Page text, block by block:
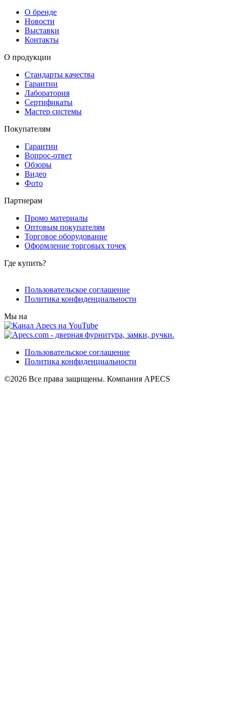
О бренде
Новости
Выставки
Контакты
О продукции
Стандарты качества
Гарантии
Лаборатория
Сертификаты
Мастер системы
Покупателям
Гарантии
Вопрос-ответ
Обзоры
Видео
Фото
Партнерам
Промо материалы
Оптовым покупателям
Торговое оборудование
Оформление торговых точек
Где купить?
Пользовательское соглашение
Политика конфиденциальности
Мы на
Пользовательское соглашение
Политика конфиденциальности
©2026 Все права защищены. Компания APECS